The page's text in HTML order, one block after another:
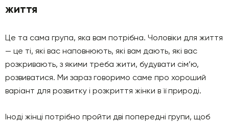
життя
Це та сама група, яка вам потрібна. Чоловіки для життя
— це ті, які вас наповнюють, які вам дають, які вас
розкривають, з якими треба жити, будувати сім’ю,
розвиватися. Ми зараз говоримо саме про хороший
варіант для розвитку і розкриття жінки в її природі.
Іноді жінці потрібно пройти дві попередні групи, щоб